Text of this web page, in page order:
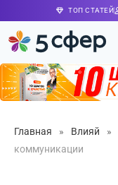
ТОП СТАТЕЙ
Главная » Влияй »
коммуникации